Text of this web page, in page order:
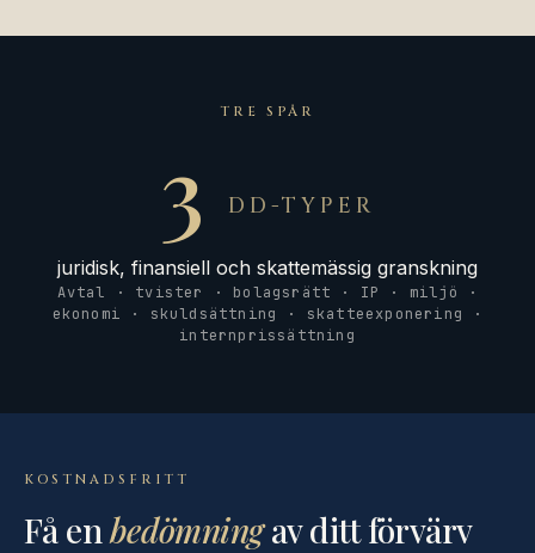
TRE SPÅR
3 DD-TYPER
juridisk, finansiell och skattemässig granskning
Avtal · tvister · bolagsrätt · IP · miljö ·
ekonomi · skuldsättning · skatteexponering ·
internprissättning
KOSTNADSFRITT
Få enbedömningav ditt förvärv